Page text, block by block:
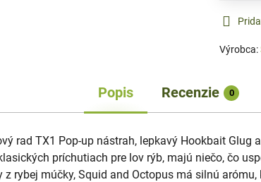
Výrobca:
Popis Recenzie 0
rad TX1 Pop-up nástrah, lepkavý Hookbait Glug
príchutiach pre lov rýb, majú niečo, čo
z rybej múčky, Squid and Octopus má silnú